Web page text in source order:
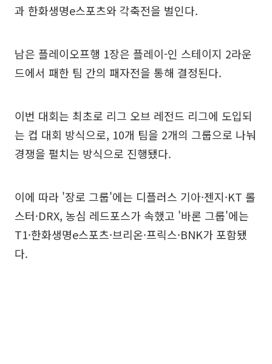
과 한화생명e스포츠와 각축전을 벌인다.
남은 플레이오프행 1장은 플레이-인 스테이지 2라운
드에서 패한 팀 간의 패자전을 통해 결정된다.
이번 대회는 최초로 리그 오브 레전드 리그에 도입되
는 컵 대회 방식으로, 10개 팀을 2개의 그룹으로 나눠
경쟁을 펼치는 방식으로 진행됐다.
이에 따라 '장로 그룹'에는 디플러스 기아·젠지·KT 롤
스터·DRX, 농심 레드포스가 속했고 '바론 그룹'에는
T1·한화생명e스포츠·브리온·프릭스·BNK가 포함됐
다.